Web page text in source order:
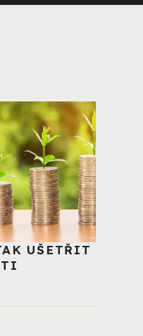
UŠETŘIT